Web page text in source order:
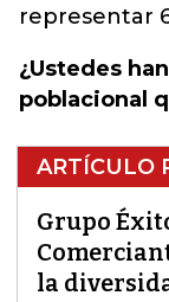
representar
¿Ustedes
poblacional
ARTÍCULO
Grupo
la